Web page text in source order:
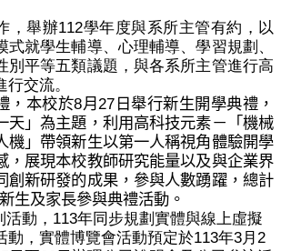
，舉辦112學年度與系所主管有約，以
式就學生輔導、心理輔導、學習規劃、
別平等五類議題，與各系所主管進行高
交流。
，本校於8月27 日舉行新生開學典禮，
天」為主題，利用高科技元素－「機械
機」帶領新生以第一人稱視角體驗開學
，展現本校教師研究能量以及與企業界
創新研發的成果，參與人數踴躍，總計
生及家長參與典禮活動。
動， 113年同步規劃實體與線上虛擬
動，實體博覽會活動預定於113年3月2